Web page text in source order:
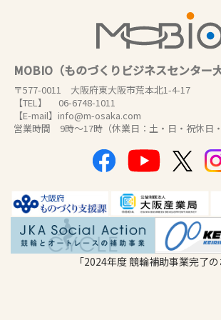
MOBIO（ものづくりビジネスセンター大
〒577-0011 大阪府東大阪市荒本北1-4-17
【TEL】 06-6748-1011
【E-mail】info@m-osaka.com
営業時間 9時～17時（休業日：土・日・祝休日・
「2024年度 競輪補助事業完了